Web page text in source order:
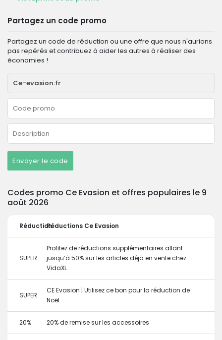
Partagez un code promo
Partagez un code de réduction ou une offre que nous n'aurions
pas repérés et contribuez à aider les autres à réaliser des
économies !
Envoyer le code
Codes promo Ce Evasion et offres populaires le 9
août 2026
RéductionRéductions Ce Evasion
SUPER
Profitez de réductions supplémentaires allant
jusqu’à 50% sur les articles déjà en vente chez
VidaXL
SUPER
CE Evasion | Utilisez ce bon pour la réduction de
Noël
20% 20% de remise sur les accessoires